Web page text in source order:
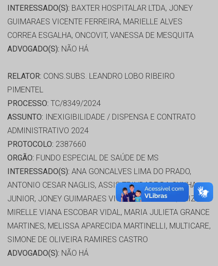
INTERESSADO(S): BAXTER HOSPITALAR LTDA, JONEY
GUIMARAES VICENTE FERREIRA, MARIELLE ALVES
CORREA ESGALHA, ONCOVIT, VANESSA DE MESQUITA
ADVOGADO(S): NÃO HÁ
RELATOR: CONS.SUBS. LEANDRO LOBO RIBEIRO
PIMENTEL
PROCESSO: TC/8349/2024
ASSUNTO: INEXIGIBILIDADE / DISPENSA E CONTRATO
ADMINISTRATIVO 2024
PROTOCOLO: 2387660
ORGÃO: FUNDO ESPECIAL DE SAÚDE DE MS
INTERESSADO(S): ANA GONCALVES LIMA DO PRADO,
ANTONIO CESAR NAGLIS, ASSIS TRINDADE DA CUNHA
JUNIOR, JONEY GUIMARAES VICENTE FERREIRA, LAIZ
MIRELLE VIANA ESCOBAR VIDAL, MARIA JULIETA GRANCE
MARTINES, MELISSA APARECIDA MARTINELLI, MULTICARE,
SIMONE DE OLIVEIRA RAMIRES CASTRO
ADVOGADO(S): NÃO HÁ